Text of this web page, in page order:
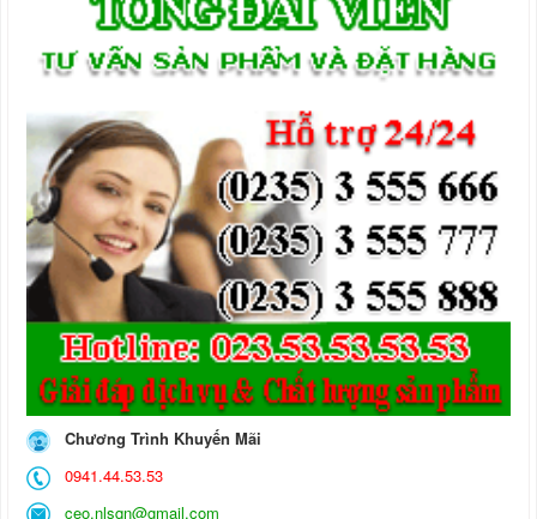
Chương Trình Khuyến Mãi
0941.44.53.53
ceo.nlsqn@gmail.com